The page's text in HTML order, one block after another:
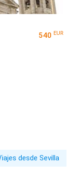
540 EUR
desde Sevilla